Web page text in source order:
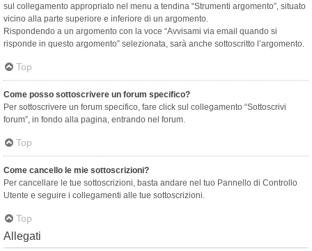
sul collegamento appropriato nel menu a tendina “Strumenti argomento”, situato
vicino alla parte superiore e inferiore di un argomento.
Rispondendo a un argomento con la voce “Avvisami via email quando si
risponde in questo argomento” selezionata, sarà anche sottoscritto l’argomento.
Top
Come posso sottoscrivere un forum specifico?
Per sottoscrivere un forum specifico, fare click sul collegamento “Sottoscrivi
forum”, in fondo alla pagina, entrando nel forum.
Top
Come cancello le mie sottoscrizioni?
Per cancellare le tue sottoscrizioni, basta andare nel tuo Pannello di Controllo
Utente e seguire i collegamenti alle tue sottoscrizioni.
Top
Allegati